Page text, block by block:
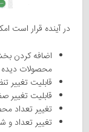
در آینده قرار است
اضافه کردن
محصولات
قابلیت تغییر
قابلیت تغییر
تغییر تعداد
تغییر تعداد